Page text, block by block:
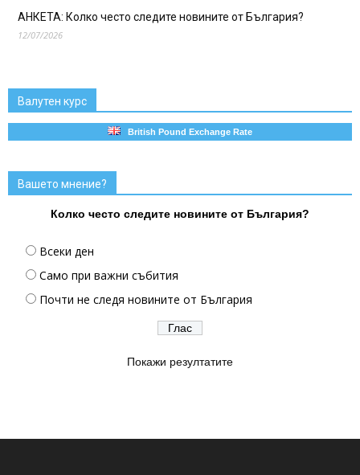
АНКЕТА: Колко често следите новините от България?
12/07/2026
Валутен курс
British Pound Exchange Rate
Вашето мнение?
Колко често следите новините от България?
Всеки ден
Само при важни събития
Почти не следя новините от България
Покажи резултатите